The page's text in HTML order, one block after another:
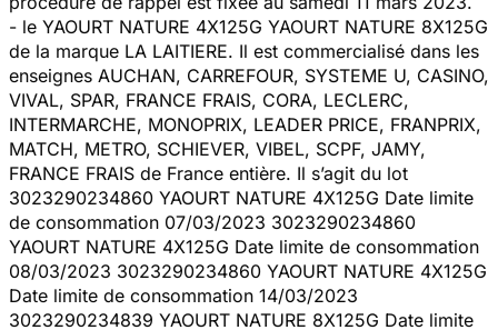
- le YAOURT NATURE 4X125G YAOURT NATURE 8X125G
de la marque LA LAITIERE. Il est commercialisé dans les
enseignes AUCHAN, CARREFOUR, SYSTEME U, CASINO,
VIVAL, SPAR, FRANCE FRAIS, CORA, LECLERC,
INTERMARCHE, MONOPRIX, LEADER PRICE, FRANPRIX,
MATCH, METRO, SCHIEVER, VIBEL, SCPF, JAMY,
FRANCE FRAIS de France entière. Il s’agit du lot
3023290234860 YAOURT NATURE 4X125G Date limite
de consommation 07/03/2023 3023290234860
YAOURT NATURE 4X125G Date limite de consommation
08/03/2023 3023290234860 YAOURT NATURE 4X125G
Date limite de consommation 14/03/2023
3023290234839 YAOURT NATURE 8X125G Date limite